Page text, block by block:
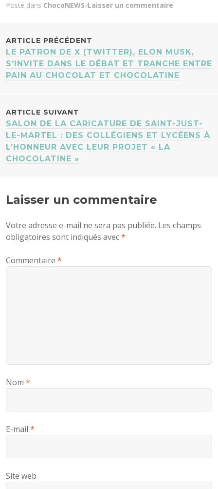
Posté dans ChocoNEWS Laisser un commentaire
NAVIGATION
DES
ARTICLE PRÉCÉDENT
LE PATRON DE X (TWITTER), ELON MUSK,
S’INVITE DANS LE DÉBAT ET TRANCHE ENTRE
PAIN AU CHOCOLAT ET CHOCOLATINE
ARTICLE SUIVANT
SALON DE LA CARICATURE DE SAINT-JUST-
LE-MARTEL : DES COLLÉGIENS ET LYCÉENS À
L’HONNEUR AVEC LEUR PROJET « LA
CHOCOLATINE »
Laisser un commentaire
Votre adresse e-mail ne sera pas publiée. Les champs
obligatoires sont indiqués avec*
Commentaire *
Nom *
E-mail *
Site web